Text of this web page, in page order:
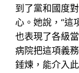
到了黨和國度
心。她說，“這
也表現了各級
病院把這項義
錘煉，能介入